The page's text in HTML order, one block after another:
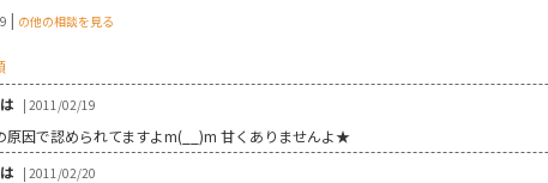
| の他の相談を見る
| 2011/02/19
原因で認められてますよm(__)m 甘くありませんよ★
| 2011/02/20